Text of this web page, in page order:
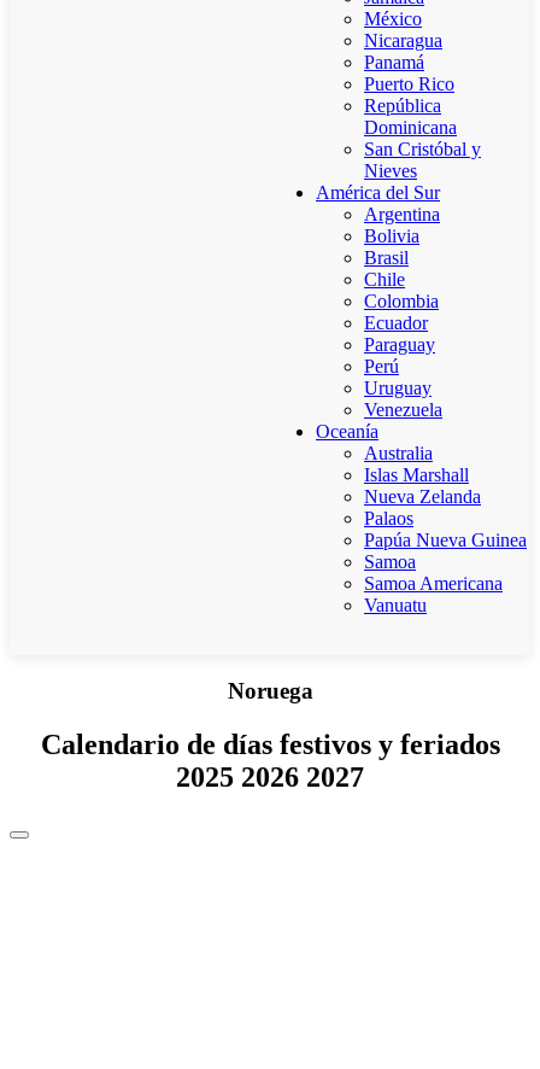
México
Nicaragua
Panamá
Puerto Rico
República
Dominicana
San Cristóbal y
Nieves
América del Sur
Argentina
Bolivia
Brasil
Chile
Colombia
Ecuador
Paraguay
Perú
Uruguay
Venezuela
Oceanía
Australia
Islas Marshall
Nueva Zelanda
Palaos
Papúa Nueva Guinea
Samoa
Samoa Americana
Vanuatu
Noruega
Calendario de días festivos y feriados
2025 2026 2027